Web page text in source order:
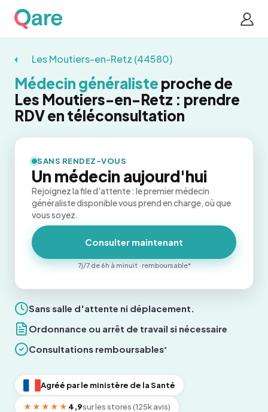
Les Moutiers-en-Retz (44580)
Médecin généraliste proche de
Les Moutiers-en-Retz : prendre
RDV en téléconsultation
Sans salle d'attente ni déplacement.
Ordonnance ou arrêt de travail si nécessaire
Consultations remboursables*
Agréé par le ministère de la Santé
★★★★★ 4,9sur les stores (125k avis)
SANS RENDEZ-VOUS
Un médecin aujourd'hui
Rejoignez la file d'attente : le premier médecin
généraliste disponible vous prend en charge, où que
vous soyez.
Consulter maintenant
7j/7 de 6h à minuit · remboursable*